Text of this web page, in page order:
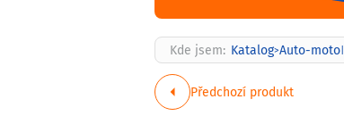
Kde jsem: Katalog>Auto-moto|
Předchozí produkt